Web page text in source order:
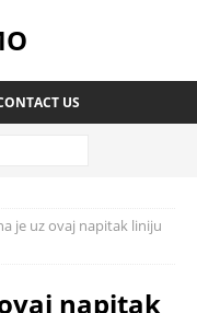
US
je uz ovaj napitak liniju
napitak